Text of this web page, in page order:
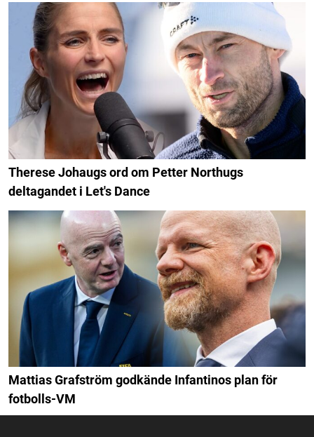
Therese Johaugs ord om Petter Northugs
deltagandet i Let's Dance
Mattias Grafström godkände Infantinos plan för
fotbolls-VM